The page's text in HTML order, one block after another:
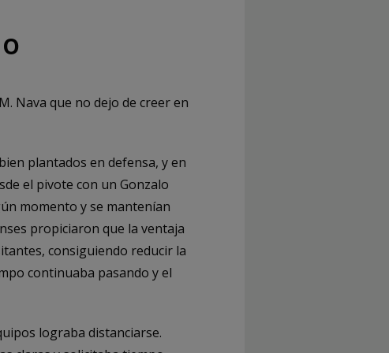
Nava que no dejo de creer en
plantados en defensa, y en
el pivote con un Gonzalo
momento y se mantenían
propiciaron que la ventaja
consiguiendo reducir la
continuaba pasando y el
lograba distanciarse.